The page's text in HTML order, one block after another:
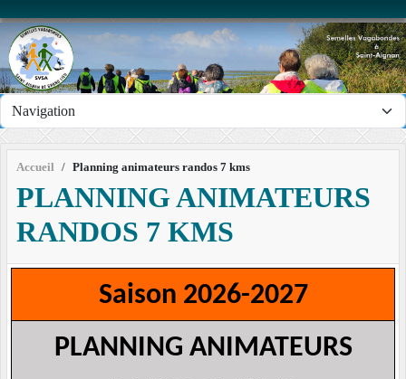
Accueil Planning animateurs randos 7 kms
PLANNING ANIMATEURS
RANDOS 7 KMS
Saison 2026-2027
PLANNING ANIMATEURS